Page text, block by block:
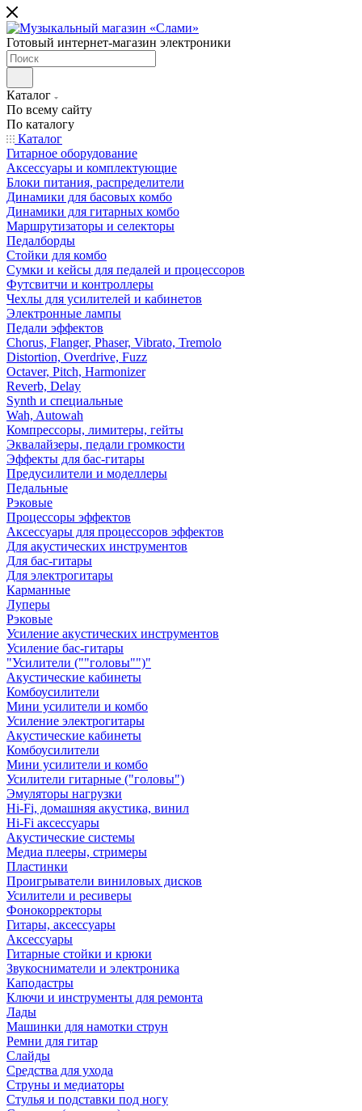
Готовый интернет-магазин электроники
Каталог
По всему сайту
По каталогу
Каталог
Гитарное оборудование
Аксессуары и комплектующие
Блоки питания, распределители
Динамики для басовых комбо
Динамики для гитарных комбо
Маршрутизаторы и селекторы
Педалборды
Стойки для комбо
Сумки и кейсы для педалей и процессоров
Футсвитчи и контроллеры
Чехлы для усилителей и кабинетов
Электронные лампы
Педали эффектов
Chorus, Flanger, Phaser, Vibrato, Tremolo
Distortion, Overdrive, Fuzz
Octaver, Pitch, Harmonizer
Reverb, Delay
Synth и специальные
Wah, Autowah
Компрессоры, лимитеры, гейты
Эквалайзеры, педали громкости
Эффекты для бас-гитары
Предусилители и моделлеры
Педальные
Рэковые
Процессоры эффектов
Аксессуары для процессоров эффектов
Для акустических инструментов
Для бас-гитары
Для электрогитары
Карманные
Луперы
Рэковые
Усиление акустических инструментов
Усиление бас-гитары
"Усилители (""головы"")"
Акустические кабинеты
Комбоусилители
Мини усилители и комбо
Усиление электрогитары
Акустические кабинеты
Комбоусилители
Мини усилители и комбо
Усилители гитарные ("головы")
Эмуляторы нагрузки
Hi-Fi, домашняя акустика, винил
Hi-Fi аксессуары
Акустические системы
Медиа плееры, стримеры
Пластинки
Проигрыватели виниловых дисков
Усилители и ресиверы
Фонокорректоры
Гитары, аксессуары
Аксессуары
Гитарные стойки и крюки
Звукосниматели и электроника
Каподастры
Ключи и инструменты для ремонта
Лады
Машинки для намотки струн
Ремни для гитар
Слайды
Средства для ухода
Струны и медиаторы
Стулья и подставки под ногу